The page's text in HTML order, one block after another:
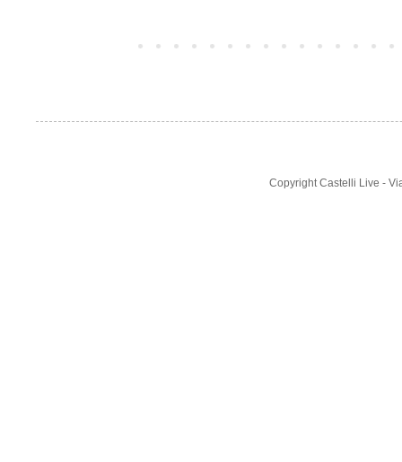
Copyright Castelli Live -